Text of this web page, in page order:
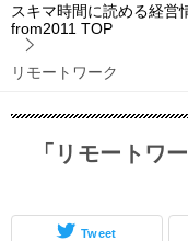
スキマ時間に読める経営
from2011 TOP
リモートワーク
「リモートワ
Tweet